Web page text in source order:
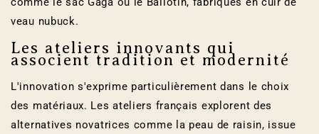
veau nubuck.
Les ateliers innovants qui
associent tradition et modernité
L'innovation s'exprime particulièrement dans le choix
des matériaux. Les ateliers français explorent des
alternatives novatrices comme la peau de raisin, issue